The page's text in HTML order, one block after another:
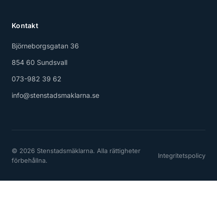
Kontakt
Björneborgsgatan 36
854 60 Sundsvall
073-982 39 62
info@stenstadsmaklarna.se
© 2026 Stenstadsmäklarna. Alla rättigheter
förbehållna.
Integritetspolicy